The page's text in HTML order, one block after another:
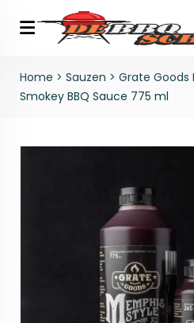
Home > Sauzen > Grate Goods
Smokey BBQ Sauce 775 ml